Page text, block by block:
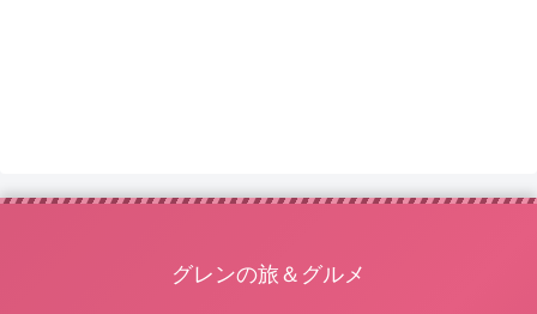
グレンの旅＆グルメ